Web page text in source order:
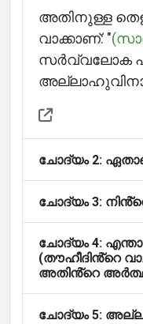
Home
About
Languages
അതിനുള്ള
വാക്കാണ്: "
സർവ്വലോക
ചോദ്യം 2:
ചോദ്യം 3:
ചോദ്യം 4:
(തൗഹീദിൻ്റെ
അതിൻ്റെ
ചോദ്യം 5: